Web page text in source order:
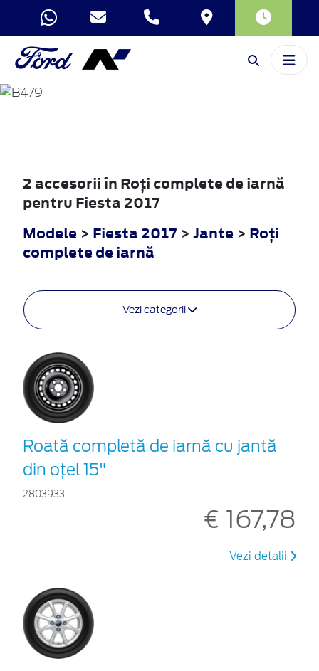
FIESTA
2 accesorii în Roţi complete de iarnă
pentru Fiesta 2017
Modele > Fiesta 2017 > Jante > Roţi
complete de iarnă
Vezi categorii
Roată completă de iarnă cu jantă
din oțel 15"
2803933
€ 167,78
Vezi detalii